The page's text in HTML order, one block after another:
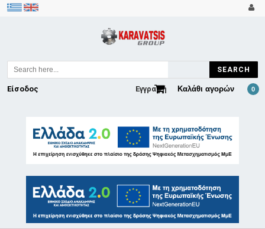
SEARCH
Καλάθι αγορών 0
Εγγραφή
Είσοδος